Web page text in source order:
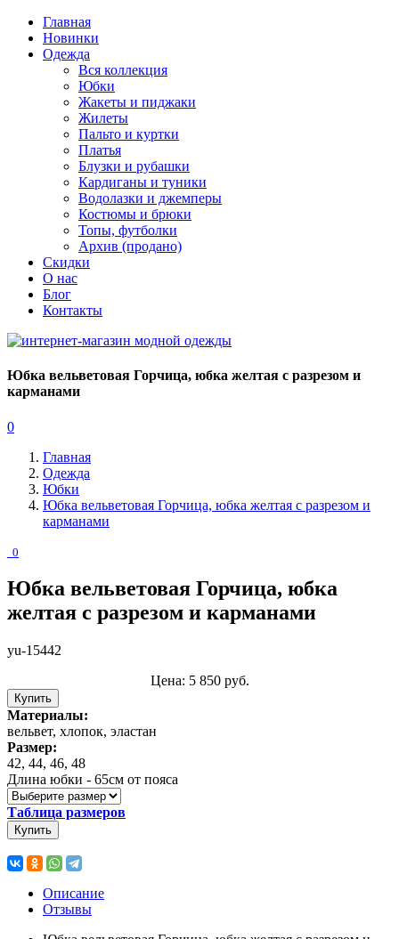
Главная
Новинки
Одежда
Вся коллекция
Юбки
Жакеты и пиджаки
Жилеты
Пальто и куртки
Платья
Блузки и рубашки
Кардиганы и туники
Водолазки и джемперы
Костюмы и брюки
Топы, футболки
Архив (продано)
Скидки
О нас
Блог
Контакты
Юбка вельветовая Горчица, юбка желтая с разрезом и
карманами
0
Главная
Одежда
Юбки
Юбка вельветовая Горчица, юбка желтая с разрезом и
карманами
0
Юбка вельветовая Горчица, юбка
желтая с разрезом и карманами
yu-15442
Цена: 5 850 руб.
Купить
Материалы:
вельвет, хлопок, эластан
Размер:
42, 44, 46, 48
Длина юбки - 65см от пояса
Таблица размеров
Купить
Описание
Отзывы